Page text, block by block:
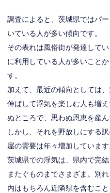
調査によると、茨城県ではパ
いている人が多い傾向です。
その表れは風俗街が発達して
に利用している人が多いこと
す。
加えて、最近の傾向としては
伸ばして浮気を楽しむ人も増
ぬところで、思わぬ恩恵を産ん
しかし、それを野放しにする
屋の需要は年々増加しています
茨城県での浮気は、県内で完
またぐものまでさまざま。別
内はもちろん近隣県を含むこ